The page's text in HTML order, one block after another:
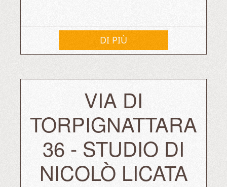
DI PIÙ
VIA DI
TORPIGNATTARA
36 - STUDIO DI
NICOLÒ LICATA